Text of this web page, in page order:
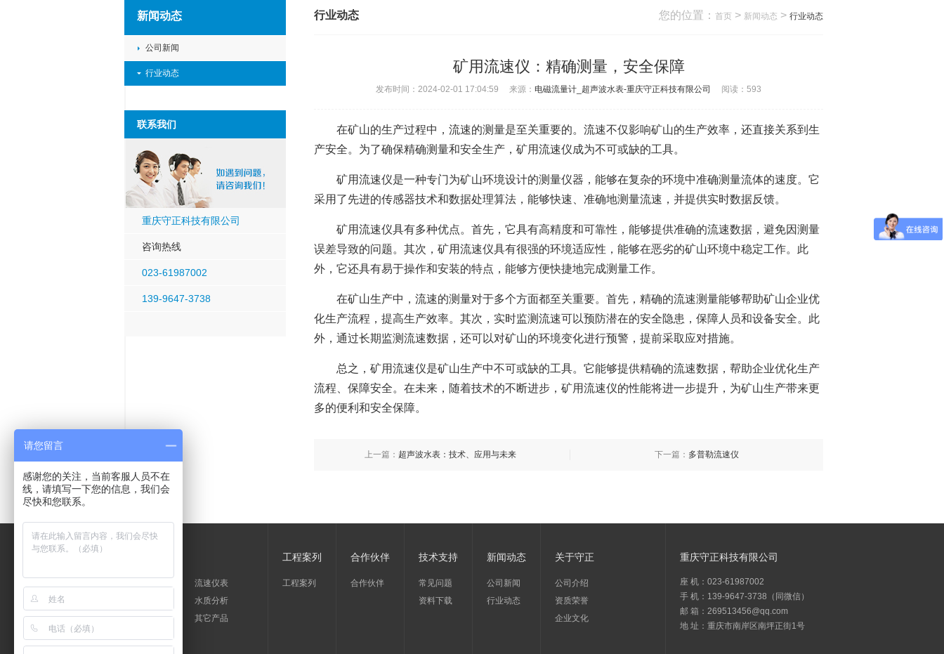
新闻动态
公司新闻
行业动态
联系我们
重庆守正科技有限公司
咨询热线
023-61987002
139-9647-3738
行业动态 您的位置： 首页 > 新闻动态 > 行业动态
矿用流速仪：精确测量，安全保障
发布时间：2024-02-01 17:04:59 来源： 电磁流量计_超声波水表-重庆守正科技有限公司 阅读： 593
在矿山的生产过程中，流速的测量是至关重要的。流速不仅影响矿山的生产效率，还直接关系到生
产安全。为了确保精确测量和安全生产，矿用流速仪成为不可或缺的工具。
矿用流速仪是一种专门为矿山环境设计的测量仪器，能够在复杂的环境中准确测量流体的速度。它
采用了先进的传感器技术和数据处理算法，能够快速、准确地测量流速，并提供实时数据反馈。
矿用流速仪具有多种优点。首先，它具有高精度和可靠性，能够提供准确的流速数据，避免因测量
误差导致的问题。其次，矿用流速仪具有很强的环境适应性，能够在恶劣的矿山环境中稳定工作。此
外，它还具有易于操作和安装的特点，能够方便快捷地完成测量工作。
在矿山生产中，流速的测量对于多个方面都至关重要。首先，精确的流速测量能够帮助矿山企业优
化生产流程，提高生产效率。其次，实时监测流速可以预防潜在的安全隐患，保障人员和设备安全。此
外，通过长期监测流速数据，还可以对矿山的环境变化进行预警，提前采取应对措施。
总之，矿用流速仪是矿山生产中不可或缺的工具。它能够提供精确的流速数据，帮助企业优化生产
流程、保障安全。在未来，随着技术的不断进步，矿用流速仪的性能将进一步提升，为矿山生产带来更
多的便利和安全保障。
上一篇： 超声波水表：技术、应用与未来 下一篇： 多普勒流速仪
流速仪表
水质分析
环保数采仪
其它产品
工程案列
工程案列
合作伙伴
合作伙伴
技术支持
常见问题
资料下载
新闻动态
公司新闻
行业动态
关于守正
公司介绍
资质荣誉
企业文化
重庆守正科技有限公司
座 机：023-61987002
手 机：139-9647-3738（同微信）
邮 箱：269513456@qq.com
地 址：重庆市南岸区南坪正街1号
请您留言
感谢您的关注，当前客服人员不在
线，请填写一下您的信息，我们会
尽快和您联系。